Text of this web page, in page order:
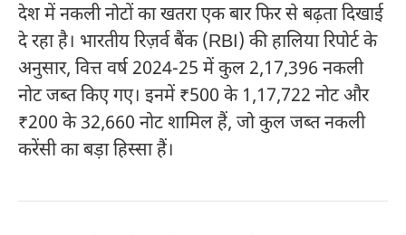
देश में नकली नोटों का खतरा एक बार फिर से बढ़ता दिखाई
दे रहा है। भारतीय रिज़र्व बैंक (RBI) की हालिया रिपोर्ट के
अनुसार, वित्त वर्ष 2024-25 में कुल 2,17,396 नकली
नोट जब्त किए गए। इनमें ₹500 के 1,17,722 नोट और
₹200 के 32,660 नोट शामिल हैं, जो कुल जब्त नकली
करेंसी का बड़ा हिस्सा हैं।